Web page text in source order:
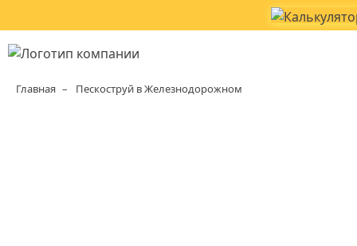
Главная Пескоструй в Железнодорожном